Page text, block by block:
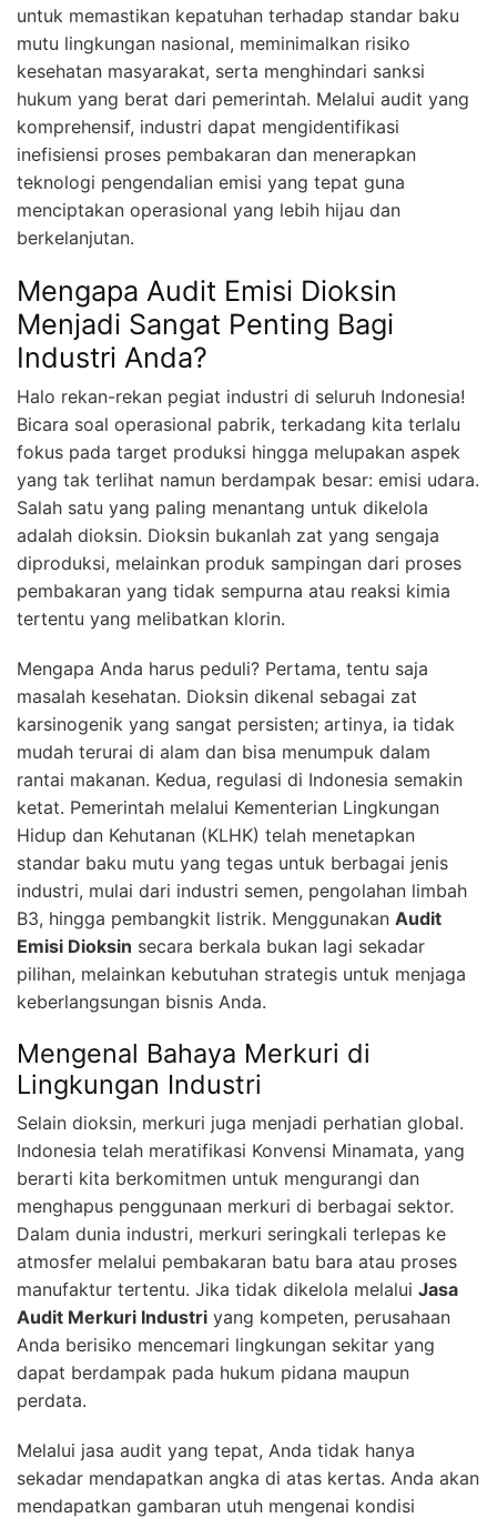
untuk memastikan kepatuhan terhadap standar baku
mutu lingkungan nasional, meminimalkan risiko
kesehatan masyarakat, serta menghindari sanksi
hukum yang berat dari pemerintah. Melalui audit yang
komprehensif, industri dapat mengidentifikasi
inefisiensi proses pembakaran dan menerapkan
teknologi pengendalian emisi yang tepat guna
menciptakan operasional yang lebih hijau dan
berkelanjutan.
Mengapa Audit Emisi Dioksin
Menjadi Sangat Penting Bagi
Industri Anda?
Halo rekan-rekan pegiat industri di seluruh Indonesia!
Bicara soal operasional pabrik, terkadang kita terlalu
fokus pada target produksi hingga melupakan aspek
yang tak terlihat namun berdampak besar: emisi udara.
Salah satu yang paling menantang untuk dikelola
adalah dioksin. Dioksin bukanlah zat yang sengaja
diproduksi, melainkan produk sampingan dari proses
pembakaran yang tidak sempurna atau reaksi kimia
tertentu yang melibatkan klorin.
Mengapa Anda harus peduli? Pertama, tentu saja
masalah kesehatan. Dioksin dikenal sebagai zat
karsinogenik yang sangat persisten; artinya, ia tidak
mudah terurai di alam dan bisa menumpuk dalam
rantai makanan. Kedua, regulasi di Indonesia semakin
ketat. Pemerintah melalui Kementerian Lingkungan
Hidup dan Kehutanan (KLHK) telah menetapkan
standar baku mutu yang tegas untuk berbagai jenis
industri, mulai dari industri semen, pengolahan limbah
B3, hingga pembangkit listrik. Menggunakan Audit
Emisi Dioksin secara berkala bukan lagi sekadar
pilihan, melainkan kebutuhan strategis untuk menjaga
keberlangsungan bisnis Anda.
Mengenal Bahaya Merkuri di
Lingkungan Industri
Selain dioksin, merkuri juga menjadi perhatian global.
Indonesia telah meratifikasi Konvensi Minamata, yang
berarti kita berkomitmen untuk mengurangi dan
menghapus penggunaan merkuri di berbagai sektor.
Dalam dunia industri, merkuri seringkali terlepas ke
atmosfer melalui pembakaran batu bara atau proses
manufaktur tertentu. Jika tidak dikelola melalui Jasa
Audit Merkuri Industri yang kompeten, perusahaan
Anda berisiko mencemari lingkungan sekitar yang
dapat berdampak pada hukum pidana maupun
perdata.
Melalui jasa audit yang tepat, Anda tidak hanya
sekadar mendapatkan angka di atas kertas. Anda akan
mendapatkan gambaran utuh mengenai kondisi